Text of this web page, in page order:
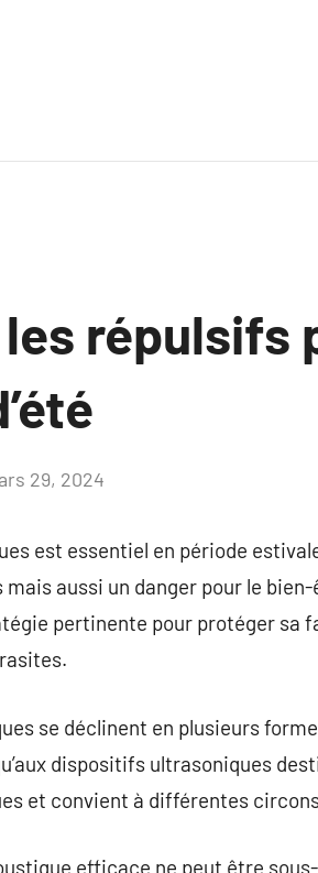
29, 2024
est essentiel en période
aussi un danger pour le
pertinente pour protéger sa
se déclinent en plusieurs
dispositifs ultrasoniques
et convient à différentes
efficace ne peut être